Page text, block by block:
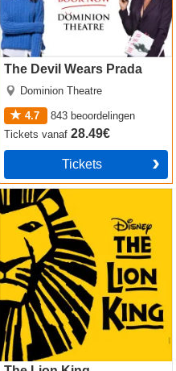
The Devil Wears Prada
Dominion Theatre
4.7 843 beoordelingen
Ticketsvanaf28.49€
Tickets
The Lion King